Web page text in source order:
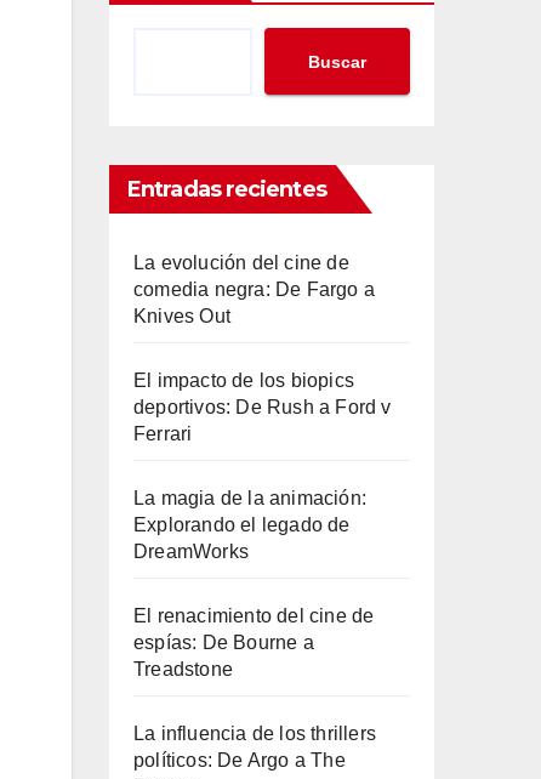
Buscar
Entradas recientes
La evolución del cine de
comedia negra: De Fargo a
Knives Out
El impacto de los biopics
deportivos: De Rush a Ford v
Ferrari
La magia de la animación:
Explorando el legado de
DreamWorks
El renacimiento del cine de
espías: De Bourne a
Treadstone
La influencia de los thrillers
políticos: De Argo a The